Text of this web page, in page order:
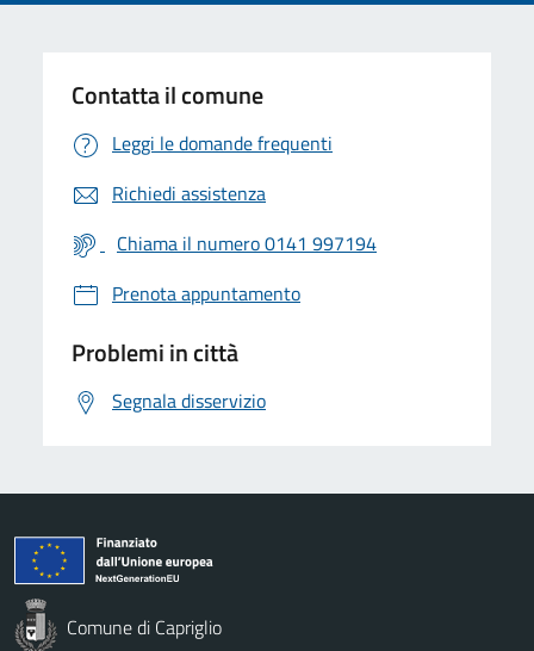
Contatta il comune
Leggi le domande frequenti
Richiedi assistenza
Chiama il numero 0141 997194
Prenota appuntamento
Problemi in città
Segnala disservizio
Comune di Capriglio